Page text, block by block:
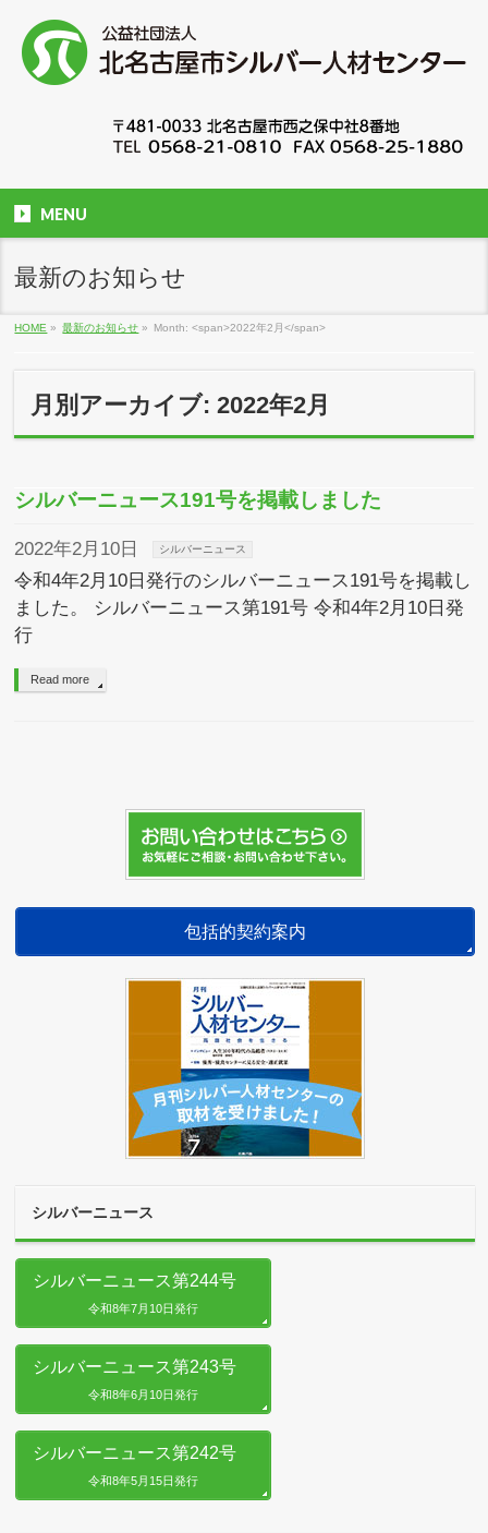
MENU
最新のお知らせ
HOME » 最新のお知らせ » Month: <span>2022年2月</span>
月別アーカイブ: 2022年2月
シルバーニュース191号を掲載しました
2022年2月10日 シルバーニュース
令和4年2月10日発行のシルバーニュース191号を掲載し
ました。 シルバーニュース第191号 令和4年2月10日発
行
Read more
包括的契約案内
シルバーニュース
シルバーニュース第244号
令和8年7月10日発行
シルバーニュース第243号
令和8年6月10日発行
シルバーニュース第242号
令和8年5月15日発行